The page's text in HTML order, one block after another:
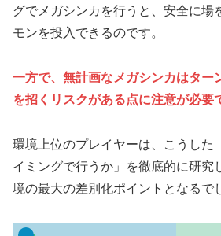
グでメガシンカを行うと、安全に場
モンを投入できるのです。
一方で、無計画なメガシンカはター
を招くリスクがある点に注意が必要
環境上位のプレイヤーは、こうした
イミングで行うか」を徹底的に研究
境の最大の差別化ポイントとなるで